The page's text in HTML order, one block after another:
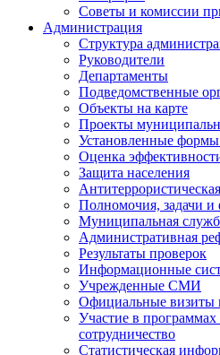
Советы и комиссии
Администрация
Структура
Руководители
Департаменты
Подведомственные
Объекты на карте
Проекты
Установленные
Оценка
Защита населения
Полномочия, задачи
Муниципальная
Административная
Результаты проверок
Информационные
Учрежденные СМИ
Официальные визиты
Участие в
сотрудничество
Статистическая